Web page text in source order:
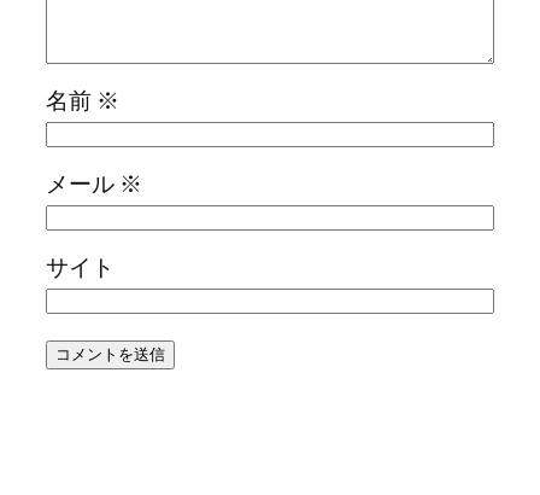
名前 ※
メール ※
サイト